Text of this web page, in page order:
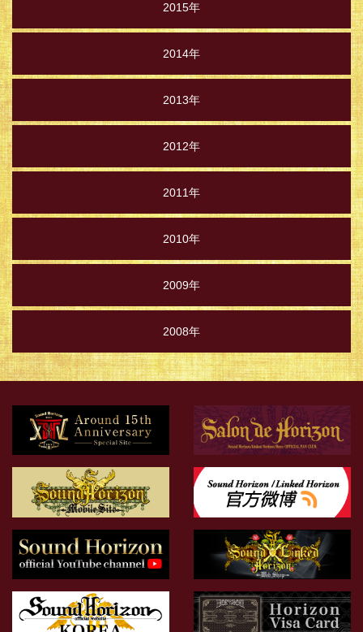
2015年
2014年
2013年
2012年
2011年
2010年
2009年
2008年